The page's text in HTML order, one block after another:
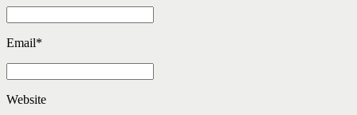
Email*
Website